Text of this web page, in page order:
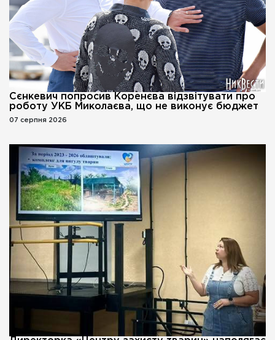
Сєнкевич попросив Коренєва відзвітувати про
роботу УКБ Миколаєва, що не виконує бюджет
07 серпня 2026